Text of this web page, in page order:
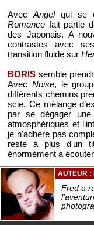
AvecAngelqui se
Romance fait partie
des Japonais. A
contrastes avec
transition fluide sur
BORIS semble
AvecNoise, le
différents chemins
scie. Ce mélange
par se dégager
atmosphériques et
je n'adhère pas
reste à plus d'un
énormément à
AUTEUR :
Fred a